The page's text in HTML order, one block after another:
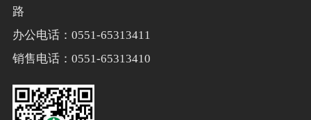
路
办公电话：0551-65313411
销售电话：0551-65313410